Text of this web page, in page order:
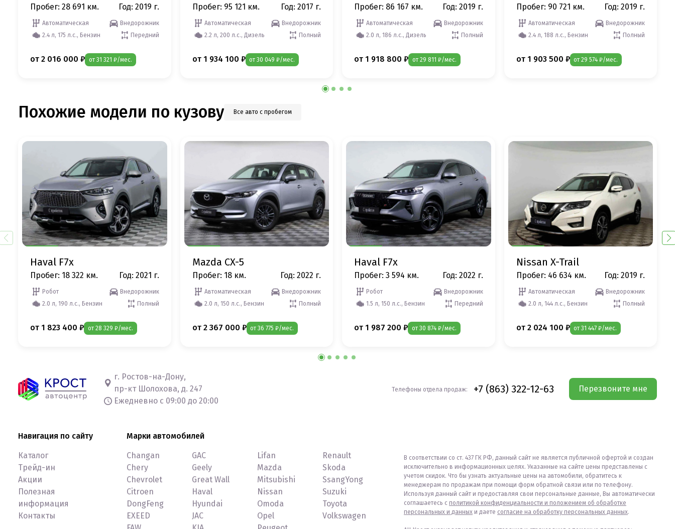
Пробег: 28 691 км. Год: 2019 г.
Автоматическая
Внедорожник
2.4 л, 175 л.с., Бензин
Передний
от 2 016 000 ₽ от 31 321 ₽/мес.
Пробег: 95 121 км. Год: 2017 г.
Автоматическая
Внедорожник
2.2 л, 200 л.с., Дизель
Полный
от 1 934 100 ₽ от 30 049 ₽/мес.
Пробег: 86 167 км. Год: 2019 г.
Автоматическая
Внедорожник
2.0 л, 186 л.с., Дизель
Полный
от 1 918 800 ₽ от 29 811 ₽/мес.
Пробег: 90 721 км. Год: 2019 г.
Автоматическая
Внедорожник
2.4 л, 188 л.с., Бензин
Полный
от 1 903 500 ₽ от 29 574 ₽/мес.
Похожие модели по кузову Все авто с пробегом
Haval F7x
Пробег: 18 322 км. Год: 2021 г.
Робот
Внедорожник
2.0 л, 190 л.с., Бензин
Полный
от 1 823 400 ₽ от 28 329 ₽/мес.
Mazda CX-5
Пробег: 18 км. Год: 2022 г.
Автоматическая
Внедорожник
2.0 л, 150 л.с., Бензин
Полный
от 2 367 000 ₽ от 36 775 ₽/мес.
Haval F7x
Пробег: 3 594 км. Год: 2022 г.
Робот
Внедорожник
1.5 л, 150 л.с., Бензин
Передний
от 1 987 200 ₽ от 30 874 ₽/мес.
Nissan X-Trail
Пробег: 46 634 км. Год: 2019 г.
Автоматическая
Внедорожник
2.0 л, 144 л.с., Бензин
Полный
от 2 024 100 ₽ от 31 447 ₽/мес.
г. Ростов-на-Дону,
пр-кт Шолохова, д. 247
Ежедневно с 09:00 до 20:00
Телефоны отдела продаж: +7 (863) 322-12-63 Перезвоните мне
Навигация по сайту
Каталог
Трейд-ин
Акции
Полезная
информация
Контакты
Марки автомобилей
Changan
Chery
Chevrolet
Citroen
DongFeng
EXEED
GAC
Geely
Great Wall
Haval
Hyundai
JAC
Lifan
Mazda
Mitsubishi
Nissan
Omoda
Opel
Renault
Skoda
SsangYong
Suzuki
Toyota
Volkswagen
В соответствии со ст. 437 ГК РФ, данный сайт не является публичной офертой и создан
исключительно в информационных целях. Указанные на сайте цены представлены с
учетом скидок. Что бы узнать актуальные цены на автомобили, обратитесь к
менеджерам по продажам при помощи форм обратной связи или по телефону.
Используя данный сайт и предоставляя свои персональные данные, Вы автоматически
соглашаетесь с политикой конфиденциальности и положением об обработке
персональных и данных и даете согласие на обработку персональных данных.